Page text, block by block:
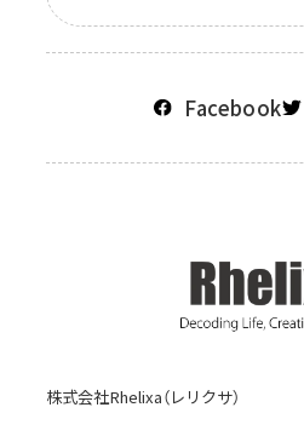
株式会社Rhelixa（レリクサ）
Facebook